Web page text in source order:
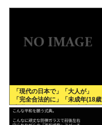
「現代の日本で」「大人が」
「完全合法的に」「未成年(18歳
未満)」と性行為をする方法って